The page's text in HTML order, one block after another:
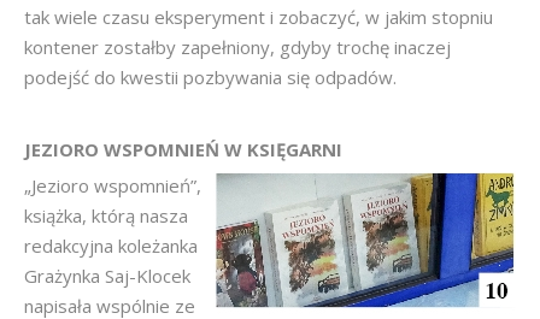
tak wiele czasu eksperyment i zobaczyć, w jakim stopniu
kontener zostałby zapełniony, gdyby trochę inaczej
podejść do kwestii pozbywania się odpadów.
JEZIORO WSPOMNIEŃ W KSIĘGARNI
„Jezioro wspomnień”,
książka, którą nasza
redakcyjna koleżanka
Grażynka Saj-Klocek
napisała wspólnie ze